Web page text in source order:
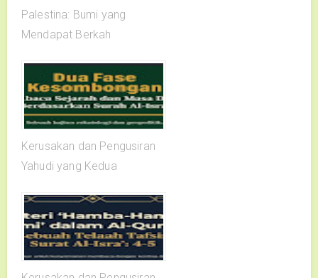
Palestina: Bumi yang
Mendapat Berkah
Kerusakan dan Pengusiran
Yahudi yang Kedua